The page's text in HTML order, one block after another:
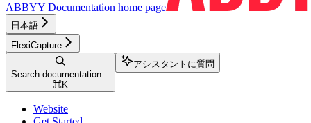
ABBYY Documentation home page
日本語
FlexiCapture
Search documentation...
⌘K
アシスタントに質問
Website